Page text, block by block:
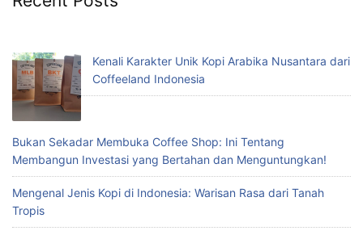
Kenali Karakter Unik Kopi Arabika Nusantara dari
Coffeeland Indonesia
Bukan Sekadar Membuka Coffee Shop: Ini Tentang
Membangun Investasi yang Bertahan dan Menguntungkan!
Mengenal Jenis Kopi di Indonesia: Warisan Rasa dari Tanah
Tropis